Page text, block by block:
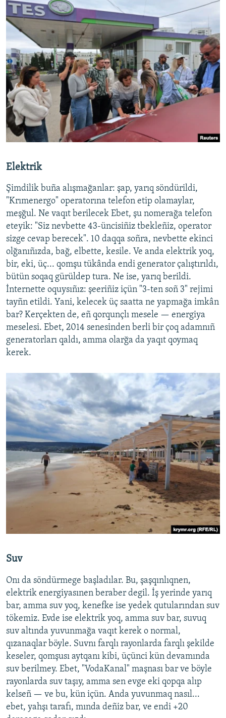
Elektrik
Şimdilik buña alışmağanlar: şap, yarıq söndürildi,
"Krımenergo" operatorına telefon etip olamaylar,
meşğul. Ne vaqıt berilecek Ebet, şu nomerağa telefon
eteyik: "Siz nevbette 43-üncisiñiz tbekleñiz, operator
sizge cevap berecek". 10 daqqa soñra, nevbette ekinci
olğanıñızda, bağ, elbette, kesile. Ve anda elektrik yoq,
bir, eki, üç... qomşu tükânda endi generator çalıştırıldı,
bütün soqaq gürüldep tura. Ne ise, yarıq berildi.
İnternette oquysıñız: şeeriñiz içün "3-ten soñ 3" rejimi
tayñn etildi. Yani, kelecek üç saatta ne yapmağa imkân
bar? Kerçekten de, eñ qorqunçlı mesele — energiya
meselesi. Ebet, 2014 senesinden berli bir çoq adamnıñ
generatorları qaldı, amma olarğa da yaqıt qoymaq
kerek.
Suv
Onı da söndürmege başladılar. Bu, şaşqınlıqnen,
elektrik energiyasınen beraber degil. İş yerinde yarıq
bar, amma suv yoq, kenefke ise yedek qutularından suv
tökemiz. Evde ise elektrik yoq, amma suv bar, suvuq
suv altında yuvunmağa vaqıt kerek o normal,
qızanaqlar böyle. Suvnı farqlı rayonlarda farqlı şekilde
keseler, qomşusı aytqanı kibi, üçünci kün devamında
suv berilmey. Ebet, "VodaKanal" maşnası bar ve böyle
rayonlarda suv taşıy, amma sen evge eki qopqa alıp
kelseñ — ve bu, kün içün. Anda yuvunmaq nasıl...
ebet, yahşı tarafı, mında deñiz bar, ve endi +20